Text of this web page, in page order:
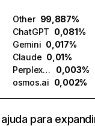
Other 99,887%
ChatGPT 0,081%
Gemini 0,017%
Claude 0,01%
Perplexity
0,003%
osmos.ai 0,002%
para